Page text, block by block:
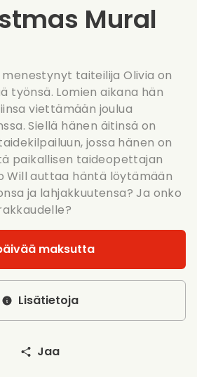
Mural
taiteilija Olivia on
työnsä. Lomien aikana hän
viettämään joulua
Siellä hänen äitinsä on
jossa hänen on
paikallisen taideopettajan
Will auttaa häntä löytämään
ja lahjakkuutensa? Ja onko
maksutta
Lisätietoja
Jaa